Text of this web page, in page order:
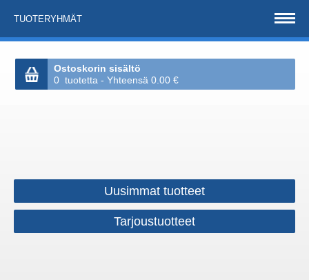
TUOTERYHMÄT
Ostoskorin sisältö
0 tuotetta - Yhteensä 0.00 €
Uusimmat tuotteet
Tarjoustuotteet